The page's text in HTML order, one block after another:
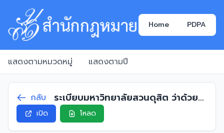
Home PDPA
แสดงตามหมวดหมู่ แสดงตามปี
กลับ
ระเบียบมหาวิทยาลัยสวนดุสิต ว่าด้วย
ค่าตอบแทนการสอนหลักสูตรศิลป
ศาสตรบัณฑิต สาขาวิชาการจัดการงาน
เปิด โหลด